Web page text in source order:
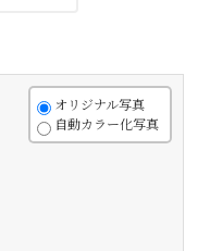
オリジナル写真
自動カラー化写真